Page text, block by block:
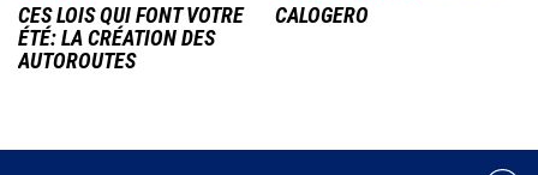
CES LOIS QUI FONT VOTRE
ÉTÉ: LA CRÉATION DES
AUTOROUTES
CALOGERO